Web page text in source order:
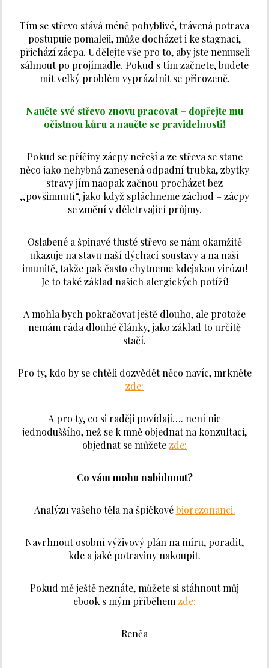
Tím se střevo stává méně pohyblivé, trávená potrava
postupuje pomaleji, může docházet i ke stagnaci,
přichází zácpa. Udělejte vše pro to, aby jste nemuseli
sáhnout po projímadle. Pokud s tím začnete, budete
mít velký problém vyprázdnit se přirozeně.
Naučte své střevo znovu pracovat – dopřejte mu
očistnou kůru a naučte se pravidelnosti!
Pokud se příčiny zácpy neřeší a ze střeva se stane
něco jako nehybná zanesená odpadní trubka, zbytky
stravy jím naopak začnou procházet bez
„povšimnutí“, jako když spláchneme záchod – zácpy
se změní v déletrvající průjmy.
Oslabené a špinavé tlusté střevo se nám okamžitě
ukazuje na stavu naší dýchací soustavy a na naší
imunitě, takže pak často chytneme kdejakou virózu!
Je to také základ našich alergických potíží!
A mohla bych pokračovat ještě dlouho, ale protože
nemám ráda dlouhé články, jako základ to určitě
stačí.
Pro ty, kdo by se chtěli dozvědět něco navíc, mrkněte
zde:
A pro ty, co si raději povídají…. není nic
jednoduššího, než se k mně objednat na konzultaci,
objednat se můžetezde:
Co vám mohu nabídnout?
Analýzu vašeho těla na špičkovébiorezonanci.
Navrhnout osobní výživový plán na míru, poradit,
kde a jaké potraviny nakoupit.
Pokud mě ještě neznáte, můžete si stáhnout můj
ebook s mým příběhem zde:
Renča